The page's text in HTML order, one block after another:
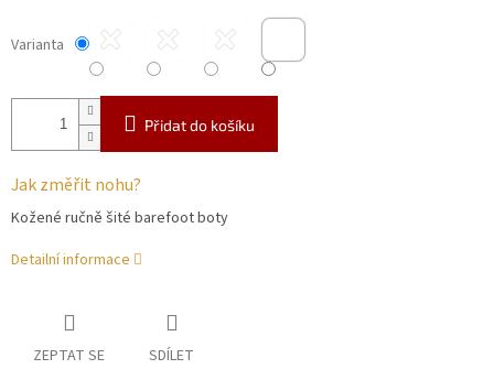
Varianta
Přidat do košíku
Jak změřit nohu?
Kožené ručně šité barefoot boty
Detailní informace
ZEPTAT SE SDÍLET